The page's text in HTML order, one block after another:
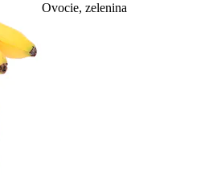
Ovocie, zelenina